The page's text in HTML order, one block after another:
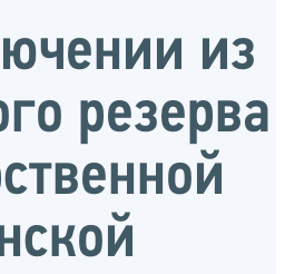
из
резерва